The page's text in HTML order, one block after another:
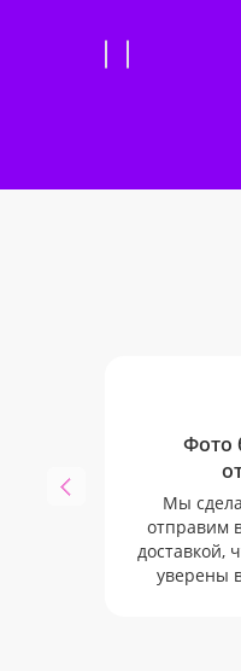
Фото
Мы
отправим
доставкой,
уверены